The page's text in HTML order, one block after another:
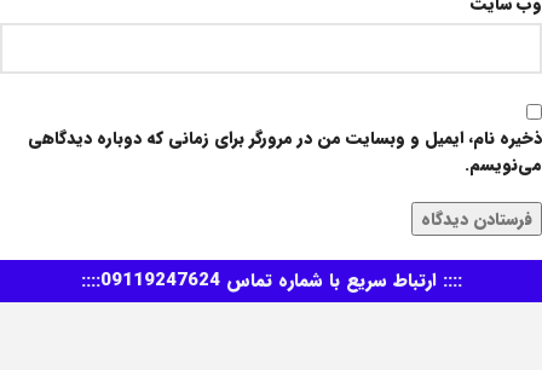
ذخیره نام، ایمیل و وبسایت من در مرورگر برای زمانی که دوباره دیدگاهی
می‌نویسم.
:::: ارتباط سریع با شماره تماس 09119247624::::